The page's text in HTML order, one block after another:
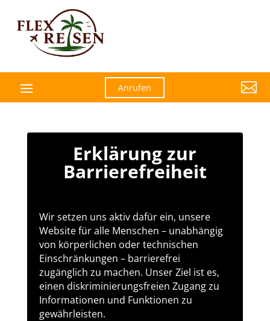
Anrufen 
Erklärung zur
Barrierefreiheit
Wir setzen uns aktiv dafür ein, unsere
Website für alle Menschen – unabhängig
von körperlichen oder technischen
Einschränkungen – barrierefrei
zugänglich zu machen. Unser Ziel ist es,
einen diskriminierungsfreien Zugang zu
Informationen und Funktionen zu
gewährleisten.